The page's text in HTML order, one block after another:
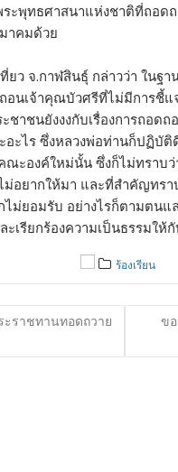
ะพุทธศาสนาแห่งชาติที่ถอ
าคมด้วย
ว จ.กาฬสินธุ์ กล่าวว่า ในฐ
อนเจ้าคุณบัวศรีที่ไม่มีการชี้
าชนยังงงกับเรื่องการถอด
อะไร ซึ่งหลวงพ่อท่านก็ปฏิ
ะองค์ใหม่นั้น ซึ่งก็ไม่ทราบ
อยากให้มา และที่สำคัญทรา
ม่ยอมรับ อย่างไรก็ตามตน
เรียกร้องความเป็นธรรมให้
ร้องเรียน
ราชทานทอดถวาย
ข